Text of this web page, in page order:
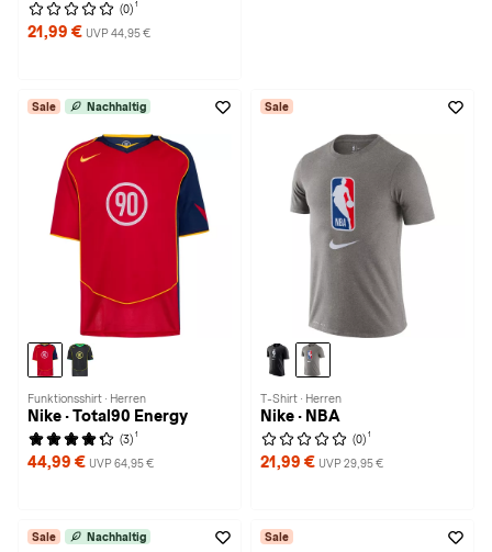
(0) 1
21,99 € UVP 44,95 €
Sale Nachhaltig
Funktionsshirt · Herren
Nike · Total90 Energy
(3) 1
44,99 € UVP 64,95 €
Sale
T-Shirt · Herren
Nike · NBA
(0) 1
21,99 € UVP 29,95 €
Sale Nachhaltig Sale